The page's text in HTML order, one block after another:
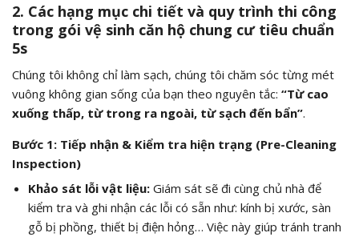
2. Các hạng mục chi tiết và quy trình thi công
trong gói vệ sinh căn hộ chung cư tiêu chuẩn
5s
Chúng tôi không chỉ làm sạch, chúng tôi chăm sóc từng mét
vuông không gian sống của bạn theo nguyên tắc: “Từ cao
xuống thấp, từ trong ra ngoài, từ sạch đến bẩn”.
Bước 1: Tiếp nhận & Kiểm tra hiện trạng (Pre-Cleaning
Inspection)
Khảo sát lỗi vật liệu:Giám sát sẽ đi cùng chủ nhà để
kiểm tra và ghi nhận các lỗi có sẵn như: kính bị xước, sàn
gỗ bị phồng, thiết bị điện hỏng… Việc này giúp tránh tranh